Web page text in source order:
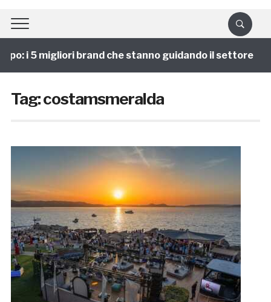
i 5 migliori brand che stanno guidando il settore
Tag:costamsmeralda